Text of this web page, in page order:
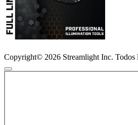
Copyright© 2026 Streamlight Inc. Todos